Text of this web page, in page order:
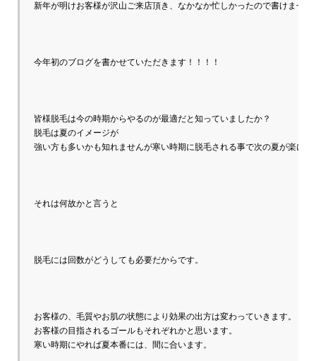
新年が明けお客様が沢山ご来店頂き、なかなか忙しかったので書けません
今年初のブログを書かせていただきます！！！！
皆様脱毛は今の時期からやるのが最適だと知っていましたか？
脱毛は夏のイメージが
それは何故かと言うと
脱毛には回数がどうしても必要だからです。
お客様の、毛質やお肌の状態により効果の出方は変わっていきます。
お客様の目指されるゴールもそれぞれかと思います。
寒い時期にやれば夏本番には、間に合います。